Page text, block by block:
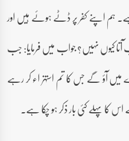
اپنے کفر پر ڈٹے ہوئے ہیں اور
کیوں نہیں؟ جواب میں فرمایا: جب
آؤ گے جس کا تم استہزاء کر رہے
کا پہلے کئی بار ذکر ہو چکا ہے۔